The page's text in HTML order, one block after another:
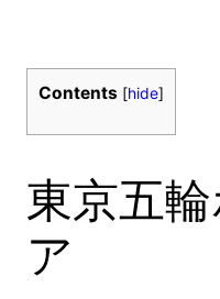
Contents [hide]
東京五
ア